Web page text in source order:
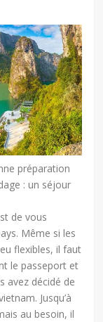
préparation
: un séjour
de vous
Même si les
flexibles, il faut
le passeport et
avez décidé de
Jusqu’à
au besoin, il